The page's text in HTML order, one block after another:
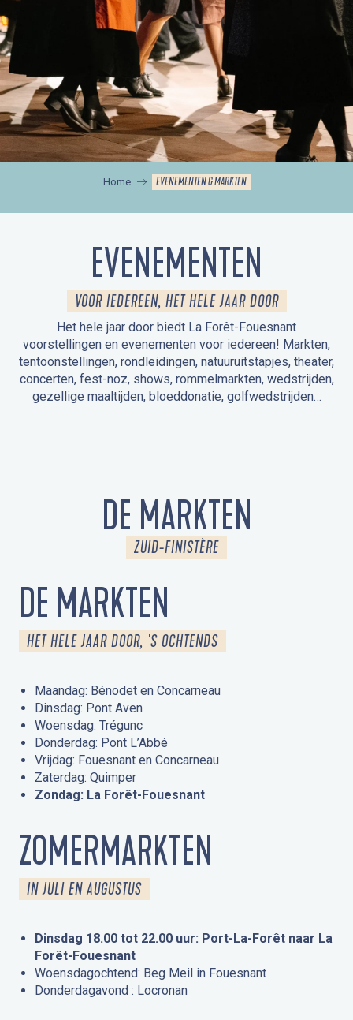
Home EVENEMENTEN & MARKTEN
EVENEMENTEN
VOOR IEDEREEN, HET HELE JAAR DOOR
Het hele jaar door biedt La Forêt-Fouesnant
voorstellingen en evenementen voor iedereen! Markten,
tentoonstellingen, rondleidingen, natuuruitstapjes, theater,
concerten, fest-noz, shows, rommelmarkten, wedstrijden,
gezellige maaltijden, bloeddonatie, golfwedstrijden…
DE MARKTEN
ZUID-FINISTÈRE
DE MARKTEN
HET HELE JAAR DOOR, 'S OCHTENDS
Maandag: Bénodet en Concarneau
Dinsdag: Pont Aven
Woensdag: Trégunc
Donderdag: Pont L’Abbé
Vrijdag: Fouesnant en Concarneau
Zaterdag: Quimper
Zondag: La Forêt-Fouesnant
ZOMERMARKTEN
IN JULI EN AUGUSTUS
Dinsdag 18.00 tot 22.00 uur: Port-La-Forêt naar La
Forêt-Fouesnant
Woensdagochtend: Beg Meil in Fouesnant
Donderdagavond : Locronan